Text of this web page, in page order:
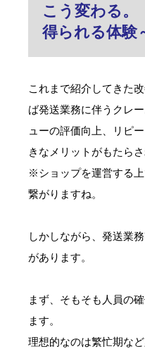
こう変わる。
得られる体験
これまで紹介してきた
ば発送業務に伴うクレ
ューの評価向上、リピ
きなメリットがもたら
※ショップを運営する
繋がりますね。
しかしながら、発送業
があります。
まず、そもそも人員の
ます。
理想的なのは繁忙期な